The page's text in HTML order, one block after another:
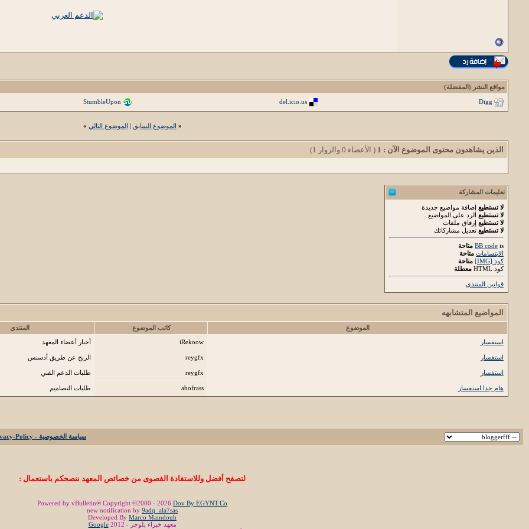
مواقع النشر (المفضلة)
Digg
del.icio.us
StumbleUpon
« الموضوع السابق | الموضوع التالي »
الذين يشاهدون محتوى الموضوع الآن : 1 ( الأعضاء 0 والزوار 1)
تعليمات المشاركة
لا تستطيع إضافة مواضيع جديدة
لا تستطيع الرد على المواضيع
لا تستطيع إرفاق ملفات
لا تستطيع تعديل مشاركاتك
BB code is
متاحة
الابتسامات متاحة
كود [IMG]
متاحة
كود HTML
معطلة
قوانين المنتدى
المواضيع المتشابهه
الموضوع كاتب الموضوع المنتدى
استفسار
iRekoow أخبار أعضاء المعهد
استفسار reygfx الربح عن طريق أدسنس
استفسار reygfx طلبات الدعم الفني
هام جدا استفسار abofrass طلبات التصاميم
سياسة الخصوصية - Privacy-Policy
لتصفح أفضل وللاستفادة القصوى من خصائص المعهد ننصحكم باستعمال :
Powered by vBulletin® Copyright ©2000 - 2026 Dov By EGYNT.Co
new notification by 9adq_ala7sas
Developed By Marco Mamdouh
معهد خبراء بلوجر - 2012
Google